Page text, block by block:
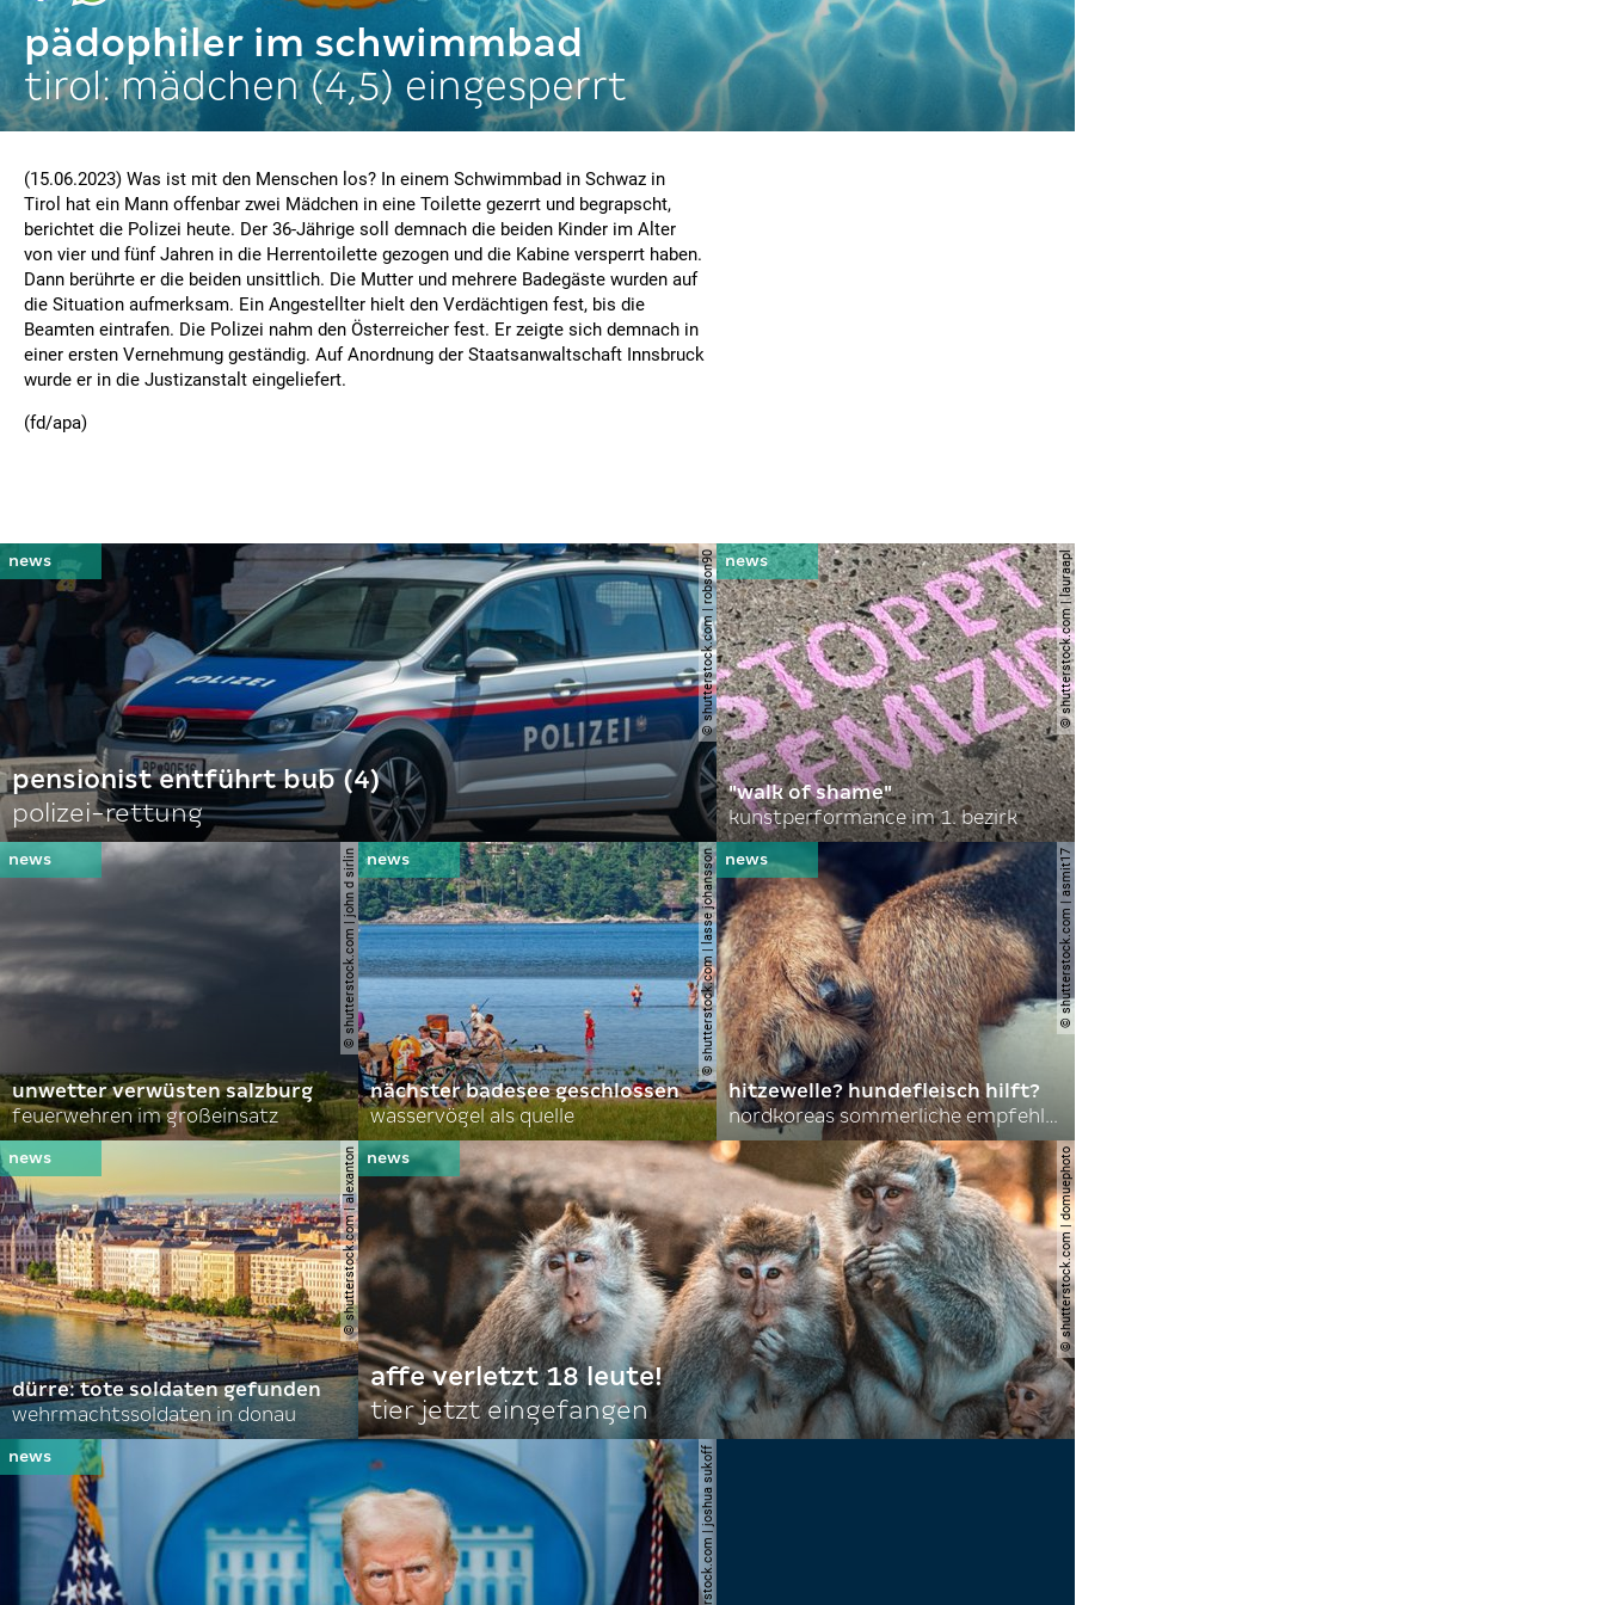
pädophiler im schwimmbad
tirol: mädchen (4,5) eingesperrt
(15.06.2023) Was ist mit den Menschen los? In einem Schwimmbad in Schwaz in
Tirol hat ein Mann offenbar zwei Mädchen in eine Toilette gezerrt und begrapscht,
berichtet die Polizei heute. Der 36-Jährige soll demnach die beiden Kinder im Alter
von vier und fünf Jahren in die Herrentoilette gezogen und die Kabine versperrt haben.
Dann berührte er die beiden unsittlich. Die Mutter und mehrere Badegäste wurden auf
die Situation aufmerksam. Ein Angestellter hielt den Verdächtigen fest, bis die
Beamten eintrafen. Die Polizei nahm den Österreicher fest. Er zeigte sich demnach in
einer ersten Vernehmung geständig. Auf Anordnung der Staatsanwaltschaft Innsbruck
wurde er in die Justizanstalt eingeliefert.
(fd/apa)
© shutterstock.com | robson90
pensionist entführt bub (4)
polizei-rettung
© shutterstock.com | lauraapl
"walk of shame"
kunstperformance im 1. bezirk
© shutterstock.com | john d sirlin
unwetter verwüsten salzburg
feuerwehren im großeinsatz
© shutterstock.com | lasse johansson
nächster badesee geschlossen
wasservögel als quelle
© shutterstock.com | asmit17
hitzewelle? hundefleisch hilft?
nordkoreas sommerliche empfehlungen
© shutterstock.com | alexanton
dürre: tote soldaten gefunden
wehrmachtssoldaten in donau
© shutterstock.com | domuephoto
affe verletzt 18 leute!
tier jetzt eingefangen
© shutterstock.com | joshua sukoff